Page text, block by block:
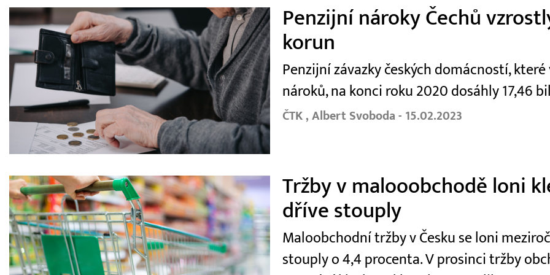
Penzijní nároky Čechů
korun
Penzijní závazky českých domácností,
nároků, na konci roku 2020 dosáhly 17,46
ČTK , Albert Svoboda - 15.02.2023
Tržby v malooobchodě loni
dříve stouply
Maloobchodní tržby v Česku se loni
stouply o 4,4 procenta. V prosinci tržby